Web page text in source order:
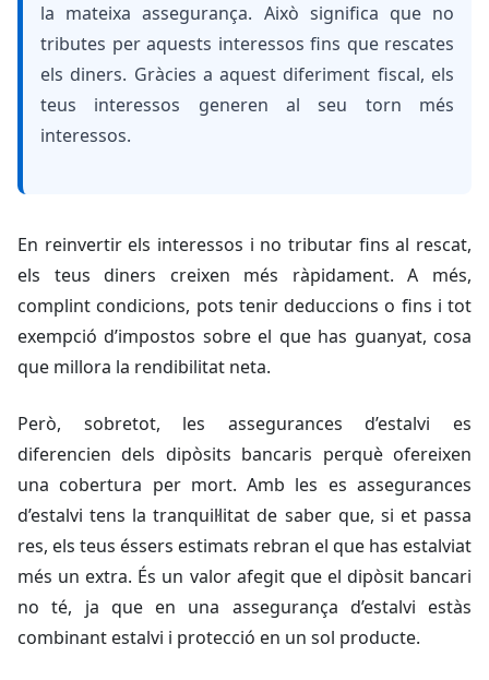
la mateixa assegurança. Això significa que no
tributes per aquests interessos fins que rescates
els diners. Gràcies a aquest diferiment fiscal, els
teus interessos generen al seu torn més
interessos.
En reinvertir els interessos i no tributar fins al rescat,
els teus diners creixen més ràpidament. A més,
complint condicions, pots tenir deduccions o fins i tot
exempció d’impostos sobre el que has guanyat, cosa
que millora la rendibilitat neta.
Però, sobretot, les assegurances d’estalvi es
diferencien dels dipòsits bancaris perquè ofereixen
una cobertura per mort. Amb les es assegurances
d’estalvi tens la tranquil·litat de saber que, si et passa
res, els teus éssers estimats rebran el que has estalviat
més un extra. És un valor afegit que el dipòsit bancari
no té, ja que en una assegurança d’estalvi estàs
combinant estalvi i protecció en un sol producte.